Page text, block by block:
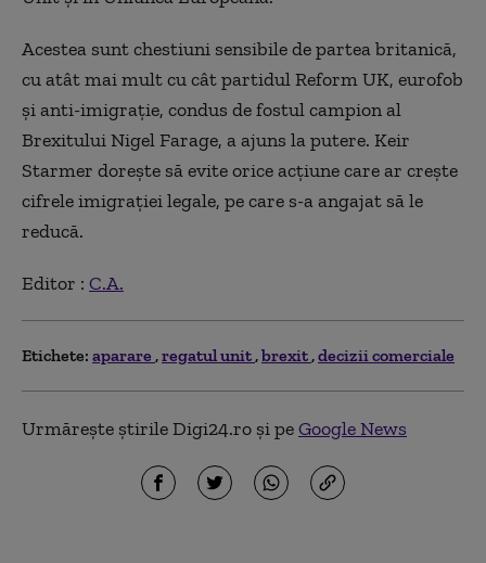
Acestea sunt chestiuni sensibile de partea britanică,
cu atât mai mult cu cât partidul Reform UK, eurofob
şi anti-imigraţie, condus de fostul campion al
Brexitului Nigel Farage, a ajuns la putere. Keir
Starmer doreşte să evite orice acţiune care ar creşte
cifrele imigraţiei legale, pe care s-a angajat să le
reducă.
Editor : C.A.
Etichete: aparare regatul unit brexit decizii comerciale
Urmărește știrile Digi24.ro și peGoogle News